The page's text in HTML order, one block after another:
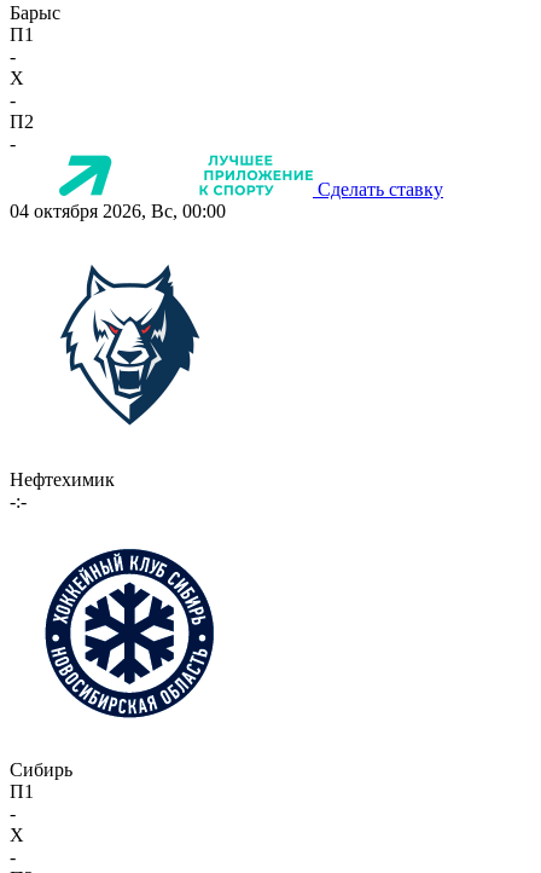
Барыс
П1
-
X
-
П2
-
Сделать ставку
04 октября 2026, Вс, 00:00
Нефтехимик
-:-
Сибирь
П1
-
X
-